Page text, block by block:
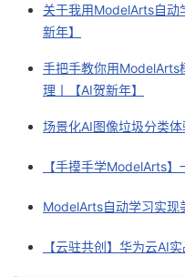
关于我用ModelArts自动
新年】
手把手教你用ModelArts
理丨【AI贺新年】
场景化AI图像垃圾分类体
【手摸手学ModelArts】
ModelArts自动学习实现
【云驻共创】华为云AI